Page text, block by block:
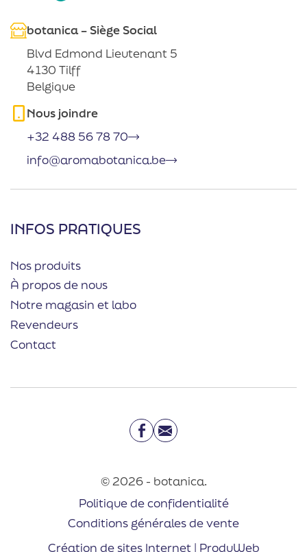
botanica – Siège Social
Blvd Edmond Lieutenant 5
4130 Tilff
Belgique
Nous joindre
+32 488 56 78 70
info@aromabotanica.be
INFOS PRATIQUES
Nos produits
À propos de nous
Notre magasin et labo
Revendeurs
Contact
Facebook
Email
© 2026 - botanica.
Politique de confidentialité
Conditions générales de vente
Création de sites Internet | ProduWeb